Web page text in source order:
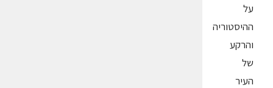
על
ההיסטוריה
והרקע
של
העיר